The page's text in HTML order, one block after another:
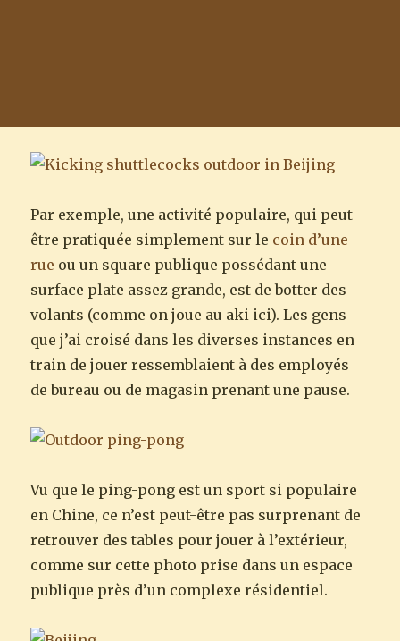
Par exemple, une activité populaire, qui peut
être pratiquée simplement sur le coin d’une
rue ou un square publique possédant une
surface plate assez grande, est de botter des
volants (comme on joue au aki ici). Les gens
que j’ai croisé dans les diverses instances en
train de jouer ressemblaient à des employés
de bureau ou de magasin prenant une pause.
Vu que le ping-pong est un sport si populaire
en Chine, ce n’est peut-être pas surprenant de
retrouver des tables pour jouer à l’extérieur,
comme sur cette photo prise dans un espace
publique près d’un complexe résidentiel.